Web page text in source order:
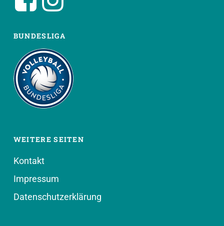
BUNDESLIGA
WEITERE SEITEN
Kontakt
Impressum
Datenschutzerklärung